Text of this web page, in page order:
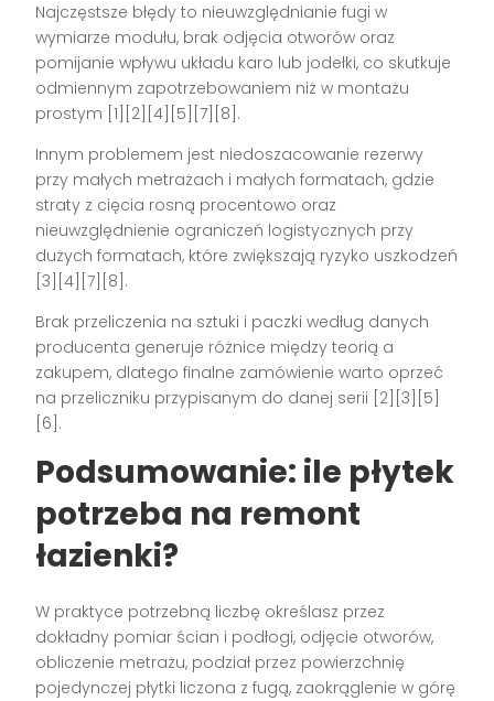
Najczęstsze błędy to nieuwzględnianie fugi w
wymiarze modułu, brak odjęcia otworów oraz
pomijanie wpływu układu karo lub jodełki, co skutkuje
odmiennym zapotrzebowaniem niż w montażu
prostym [1][2][4][5][7][8].
Innym problemem jest niedoszacowanie rezerwy
przy małych metrażach i małych formatach, gdzie
straty z cięcia rosną procentowo oraz
nieuwzględnienie ograniczeń logistycznych przy
dużych formatach, które zwiększają ryzyko uszkodzeń
[3][4][7][8].
Brak przeliczenia na sztuki i paczki według danych
producenta generuje różnice między teorią a
zakupem, dlatego finalne zamówienie warto oprzeć
na przeliczniku przypisanym do danej serii [2][3][5]
[6].
Podsumowanie: ile płytek
potrzeba na remont
łazienki?
W praktyce potrzebną liczbę określasz przez
dokładny pomiar ścian i podłogi, odjęcie otworów,
obliczenie metrażu, podział przez powierzchnię
pojedynczej płytki liczona z fugą, zaokrąglenie w górę